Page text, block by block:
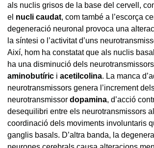
als nuclis grisos de la base del cervell,
el nucli caudat, com també a l’escorça
degeneració neuronal provoca una
la síntesi o l’activitat d’uns
Així, hom ha constatat que als nuclis
ha una disminució dels neurotransmissors
aminobutíric i acetilcolina. La manca
neurotransmissors genera l’increment
neurotransmissor dopamina, d’acció
desequilibri entre els neurotransmissors
coordinació dels moviments involuntaris
ganglis basals. D’altra banda, la